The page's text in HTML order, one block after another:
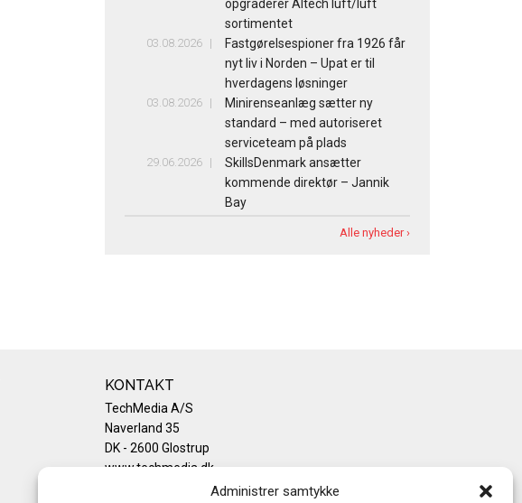
Administrer samtykke
opgraderer Altech luft/luft
sortimentet
03.08.2026
Fastgørelsespioner fra 1926 får
nyt liv i Norden – Upat er til
hverdagens løsninger
03.08.2026
Minirenseanlæg sætter ny
standard – med autoriseret
serviceteam på plads
29.06.2026
SkillsDenmark ansætter
kommende direktør – Jannik
Bay
Alle nyheder ›
KONTAKT
TechMedia A/S
Naverland 35
DK - 2600 Glostrup
www.techmedia.dk
Telefon: +45 43 24 26 28